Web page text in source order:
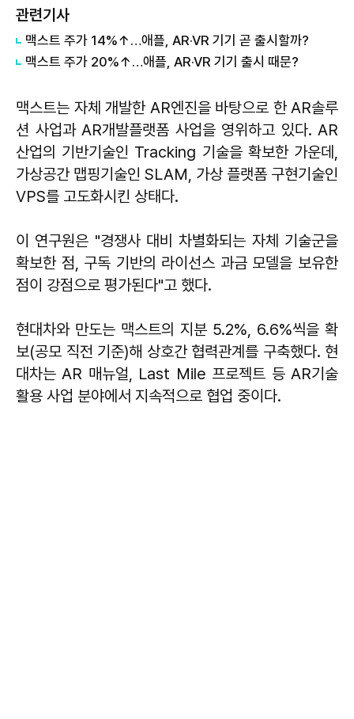
관련기사
맥스트 주가 14%↑…애플, AR·VR 기기 곧 출시할까?
맥스트 주가 20%↑…애플, AR·VR 기기 출시 때문?
맥스트는 자체 개발한 AR엔진을 바탕으로 한 AR솔루
션 사업과 AR개발플랫폼 사업을 영위하고 있다. AR
산업의 기반기술인 Tracking 기술을 확보한 가운데,
가상공간 맵핑기술인 SLAM, 가상 플랫폼 구현기술인
VPS를 고도화시킨 상태다.
이 연구원은 "경쟁사 대비 차별화되는 자체 기술군을
확보한 점, 구독 기반의 라이선스 과금 모델을 보유한
점이 강점으로 평가된다"고 했다.
현대차와 만도는 맥스트의 지분 5.2%, 6.6%씩을 확
보(공모 직전 기준)해 상호간 협력관계를 구축했다. 현
대차는 AR 매뉴얼, Last Mile 프로젝트 등 AR기술
활용 사업 분야에서 지속적으로 협업 중이다.